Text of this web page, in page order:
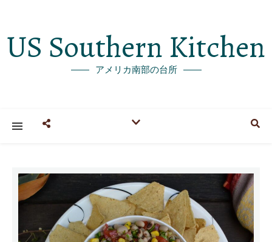
US Southern Kitchen
アメリカ南部の台所